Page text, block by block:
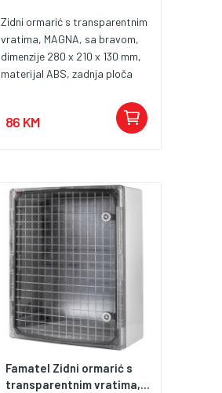
Zidni ormarić s transparentnim
vratima, MAGNA, sa bravom,
dimenzije 280 x 210 x 130 mm,
materijal ABS, zadnja ploča
od udaraca IK08, uporaba
vanjska/unutarnja, standardi
86 KM
Famatel Zidni ormarić s
transparentnim vratima,...